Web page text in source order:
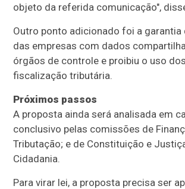
objeto da referida comunicação",
Outro ponto adicionado foi a
das empresas com dados
órgãos de controle e proibiu o uso
fiscalização tributária.
Próximos passos
A proposta ainda será analisada em
conclusivo pelas comissões de
Tributação; e de Constituição e
Cidadania.
Para virar lei, a proposta precisa ser